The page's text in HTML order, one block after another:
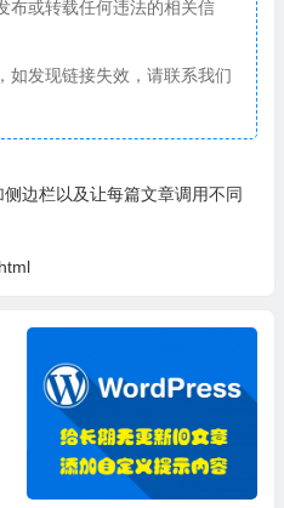
布或转载任何违法的相关信
如发现链接失效，请联系我们
侧边栏以及让每篇文章调用不同